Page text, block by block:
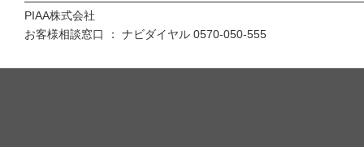
PIAA株式会社
お客様相談窓口 ： ナビダイヤル 0570-050-555